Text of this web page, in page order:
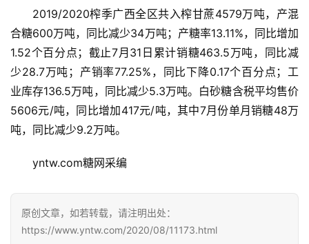
首
云
糖
2019/2020榨季广西全区共入榨甘蔗4579万吨，产混
合糖600万吨，同比减少34万吨；产糖率13.11%，同比增加
1.52个百分点；截止7月31日累计销糖463.5万吨，同比减
少28.7万吨；产销率77.25%，同比下降0.17个百分点；工
业库存136.5万吨，同比减少5.3万吨。白砂糖含税平均售价
5606元/吨，同比增加417元/吨，其中7月份单月销糖48万
吨，同比减少9.2万吨。
yntw.com糖网采编
原创文章，如若转载，请注明出处：
https://www.yntw.com/2020/08/11173.html